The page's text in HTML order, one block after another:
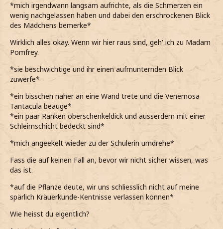
*mich irgendwann langsam aufrichte, als die Schmerzen ein
wenig nachgelassen haben und dabei den erschrockenen Blick
des Mädchens bemerke*
Wirklich alles okay. Wenn wir hier raus sind, geh' ich zu Madam
Pomfrey.
*sie beschwichtige und ihr einen aufmunternden Blick
zuwerfe*
*ein bisschen näher an eine Wand trete und die Venemosa
Tantacula beäuge*
*ein paar Ranken oberschenkeldick und ausserdem mit einer
Schleimschicht bedeckt sind*
*mich angeekelt wieder zu der Schülerin umdrehe*
Fass die auf keinen Fall an, bevor wir nicht sicher wissen, was
das ist.
*auf die Pflanze deute, wir uns schliesslich nicht auf meine
spärlich Kräuerkunde-Kentnisse verlassen können*
Wie heisst du eigentlich?